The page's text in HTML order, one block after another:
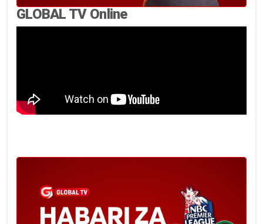
GLOBAL TV Online